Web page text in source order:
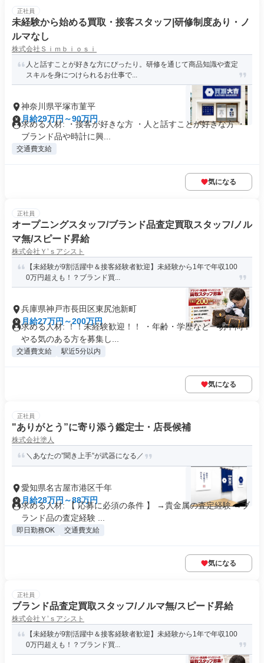
正社員
未経験から始める買取・接客スタッフ|研修制度あり・ノ
ルマなし
株式会社Ｓｉｍｂｉｏｓｉ
人と話すことが好きな方にぴったり。研修を通じて商品知識や査定
スキルを身につけられるお仕事で...
神奈川県平塚市菫平
月給29万円～90万円
求める人材: ・接客が好きな方 ・人と話すことが好きな方 ・
ブランド品や時計に興...
交通費支給
気になる
正社員
オープニングスタッフ/ブランド品査定買取スタッフ/ノル
マ無/スピード昇給
株式会社Ｙ’ｓアシスト
【未経験が9割活躍中＆接客経験者歓迎】未経験から1年で年収100
0万円超えも！？ブランド買...
兵庫県神戸市長田区東尻池新町
月給27万円～200万円
求める人材: ！！未経験歓迎！！ ・年齢・学歴など一切不問！
やる気のある方を募集し...
交通費支給 駅近5分以内
気になる
正社員
"ありがとう”に寄り添う鑑定士・店長候補
株式会社塗人
＼あなたの”聞き上手”が武器になる／
愛知県名古屋市港区千年
月給28万円～88万円
求める人材: 【 応募に必須の条件 】 →貴金属の査定経験 →ブ
ランド品の査定経験 ...
即日勤務OK 交通費支給
気になる
正社員
ブランド品査定買取スタッフ/ノルマ無/スピード昇給
株式会社Ｙ’ｓアシスト
【未経験が9割活躍中＆接客経験者歓迎】未経験から1年で年収100
0万円超えも！？ブランド買...